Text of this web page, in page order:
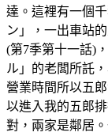
達。這裡有一個
ン」，一出車站
(第7季第十一話)
ル」的老闆所託
營業時間所以五
以進入我的五郎
對，兩家是鄰居